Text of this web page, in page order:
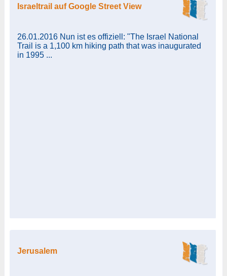
Israeltrail auf Google Street View
26.01.2016 Nun ist es offiziell: "The Israel National
Trail is a 1,100 km hiking path that was inaugurated
in 1995 ...
Jerusalem